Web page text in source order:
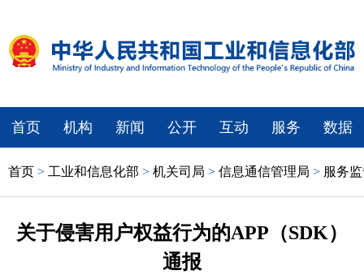
首页 机构 新闻 公开 互动 服务 数据
首页 > 工业和信息化部 > 机关司局 > 信息通信管理局 > 服务
关于侵害用户权益行为的APP（SDK）
通报